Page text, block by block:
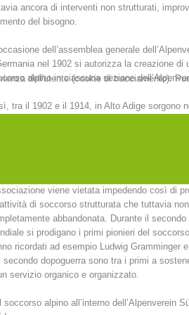
Contatti
Rapporti annuali
Formazione
ancora di interventi non strutturati,
del bisogno.
dell’assemblea generale
nel 1902 si autorizza la creazione di
alpino in ciascuna sezione
tra il 1902 e il 1914, in Alto Adige sorgono
viene vietata impedendo così di
di soccorso strutturata che tuttavia
abbandonata. Durante il
si prodigano i primi pionieri del
ricordati ad esempio Ludwig Gramminger
secondo dopoguerra sono tra i primi a
servizio organico e organizzato.
alpino all’interno dell’Alpenverein
dell'utente (cookie di tracciamento).